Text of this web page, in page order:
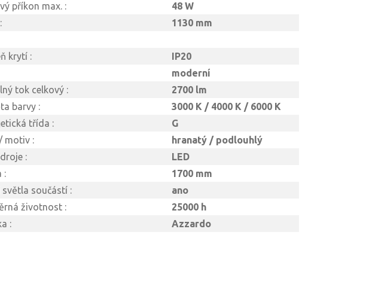
příkon max. :
48 W
1130 mm
krytí :
IP20
moderní
tok celkový :
2700 lm
barvy :
3000 K / 4000 K / 6000 K
třída :
G
motiv :
hranatý / podlouhlý
:
LED
:
1700 mm
součástí :
ano
životnost :
25000 h
:
Azzardo